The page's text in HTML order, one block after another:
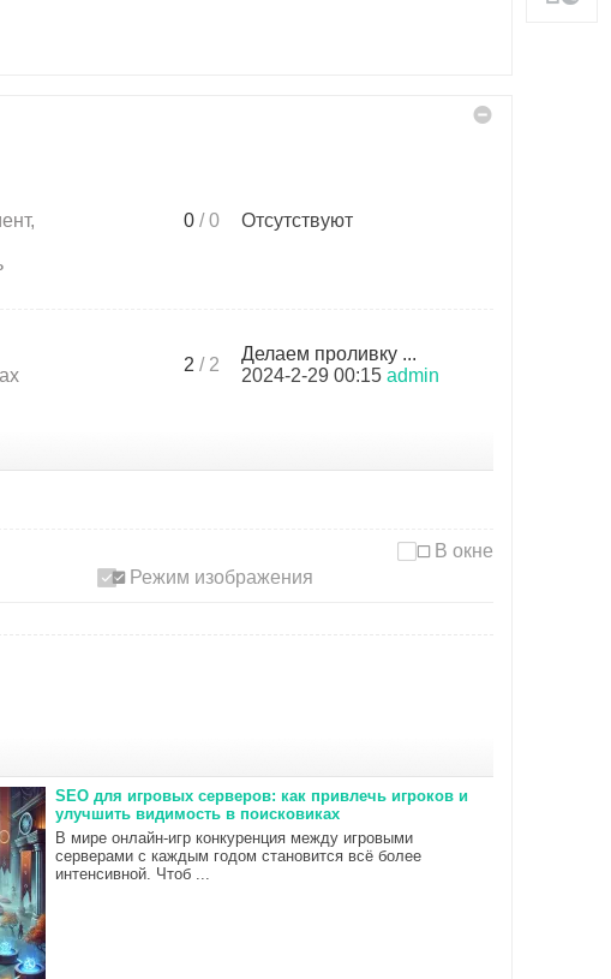
0 / 0 Отсутствуют
2 / 2
Делаем проливку ...
2024-2-29 00:15 admin
В окне
Режим изображения
SEO для игровых серверов: как привлечь игроков и
улучшить видимость в поисковиках
В мире онлайн-игр конкуренция между игровыми
серверами с каждым годом становится всё более
интенсивной. Чтоб ...